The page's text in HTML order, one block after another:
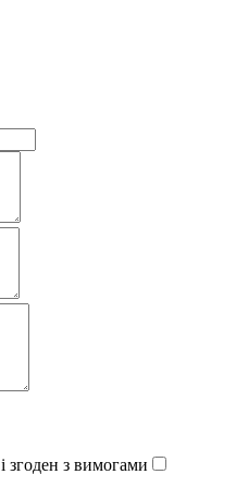
і згоден з вимогами